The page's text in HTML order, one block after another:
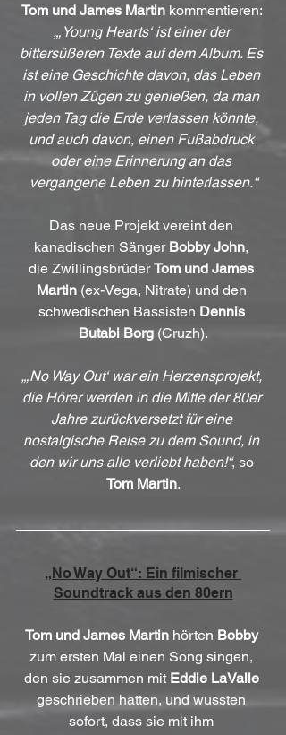
Tom und James Martin kommentieren:
„‚Young Hearts‘ ist einer der
bittersüßeren Texte auf dem Album. Es
ist eine Geschichte davon, das Leben
in vollen Zügen zu genießen, da man
jeden Tag die Erde verlassen könnte,
und auch davon, einen Fußabdruck
oder eine Erinnerung an das
vergangene Leben zu hinterlassen.“
Das neue Projekt vereint den
kanadischen Sänger Bobby John,
die Zwillingsbrüder Tom und James
Martin (ex-Vega, Nitrate) und den
schwedischen Bassisten Dennis
Butabi Borg (Cruzh).
„‚No Way Out‘ war ein Herzensprojekt,
die Hörer werden in die Mitte der 80er
Jahre zurückversetzt für eine
nostalgische Reise zu dem Sound, in
den wir uns alle verliebt haben!“, so
Tom Martin.
„No Way Out“: Ein filmischer
Soundtrack aus den 80ern
Tom und James Martin hörten Bobby
zum ersten Mal einen Song singen,
den sie zusammen mit Eddie LaValle
geschrieben hatten, und wussten
sofort, dass sie mit ihm